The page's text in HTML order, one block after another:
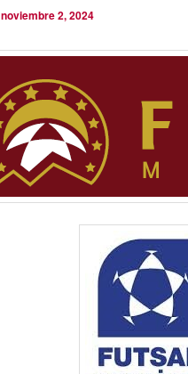
noviembre 2, 2024